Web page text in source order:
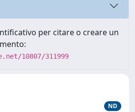
per citare o creare un
10807/311999
ND